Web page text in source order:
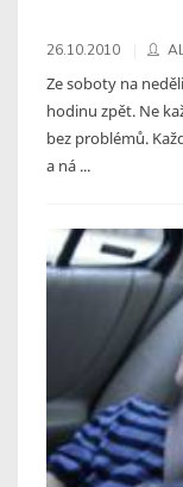
26.10.2010
Ze soboty na
hodinu zpět. Ne
bez problémů.
a ná ...